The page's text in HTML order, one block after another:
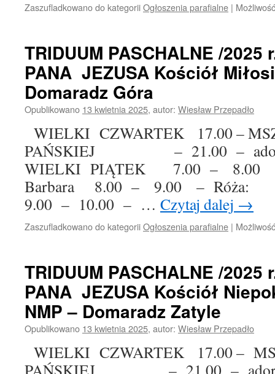
Zaszufladkowano do kategoriiOgłoszenia parafialne |
TRIDUUM PASCHALNE /2025
PANA JEZUSA Kościół
Domaradz Góra
Opublikowano 13 kwietnia 2025, autor: Wiesław Przepadło
WIELKI CZWARTEK 17.00 –
PAŃSKIEJ – 21.00 –
WIELKI PIĄTEK 7.00 – 8.00
Barbara 8.00 – 9.00 – Róża:
9.00 – 10.00 – … Czytaj dalej →
Zaszufladkowano do kategoriiOgłoszenia parafialne |
TRIDUUM PASCHALNE /2025
PANA JEZUSA Kościół
NMP – Domaradz Zatyle
Opublikowano 13 kwietnia 2025, autor: Wiesław Przepadło
WIELKI CZWARTEK 17.00 –
PAŃSKIEJ – 21.00 –